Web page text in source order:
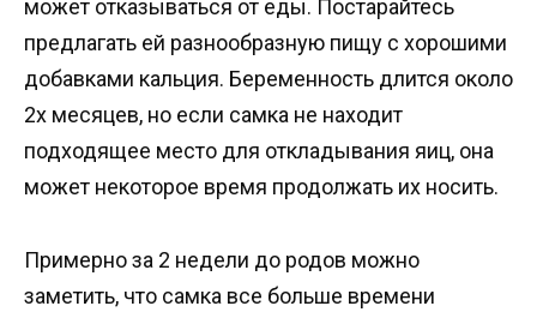
может отказываться от еды. Постарайтесь
предлагать ей разнообразную пищу с хорошими
добавками кальция. Беременность длится около
2х месяцев, но если самка не находит
подходящее место для откладывания яиц, она
может некоторое время продолжать их носить.
Примерно за 2 недели до родов можно
заметить, что самка все больше времени